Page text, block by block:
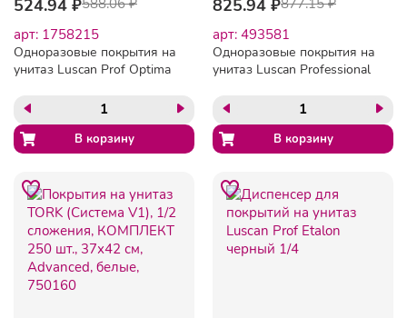
524.94 ₽
арт: 1758215
Одноразовые покрытия на
унитаз Luscan Prof Optima
825.94 ₽
арт: 493581
Одноразовые покрытия на
унитаз Luscan Professional